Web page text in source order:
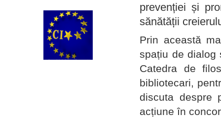
prevenției și
sănătății
Prin această
spațiu de dialog
Catedra de
bibliotecari,
discuta despre
acțiune în